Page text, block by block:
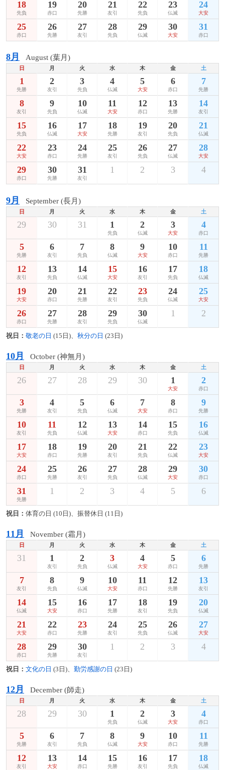
18
先負
19
赤口
20
先勝
21
友引
22
先負
23
仏滅
24
大安
25
赤口
26
先勝
27
友引
28
先負
29
仏滅
30
大安
31
赤口
8月 August (葉月)
日 月 火 水 木 金 土
1
先勝
2
友引
3
先負
4
仏滅
5
大安
6
赤口
7
先勝
8
友引
9
先負
10
仏滅
11
大安
12
赤口
13
先勝
14
友引
15
先負
16
仏滅
17
大安
18
先勝
19
友引
20
先負
21
仏滅
22
大安
23
赤口
24
先勝
25
友引
26
先負
27
仏滅
28
大安
29
赤口
30
先勝
31
友引
1 2 3 4
9月 September (長月)
日 月 火 水 木 金 土
29 30 31 1
先負
2
仏滅
3
大安
4
赤口
5
先勝
6
友引
7
先負
8
仏滅
9
大安
10
赤口
11
先勝
12
友引
13
先負
14
仏滅
15
大安
16
友引
17
先負
18
仏滅
19
大安
20
赤口
21
先勝
22
友引
23
先負
24
仏滅
25
大安
26
赤口
27
先勝
28
友引
29
先負
30
仏滅
1 2
祝日： 敬老の日 (15日)、 秋分の日 (23日)
10月 October (神無月)
日 月 火 水 木 金 土
26 27 28 29 30 1
大安
2
赤口
3
先勝
4
友引
5
先負
6
仏滅
7
大安
8
赤口
9
先勝
10
友引
11
先負
12
仏滅
13
大安
14
赤口
15
先負
16
仏滅
17
大安
18
赤口
19
先勝
20
友引
21
先負
22
仏滅
23
大安
24
赤口
25
先勝
26
友引
27
先負
28
仏滅
29
大安
30
赤口
31
先勝
1 2 3 4 5 6
祝日： 体育の日 (10日)、振替休日 (11日)
11月 November (霜月)
日 月 火 水 木 金 土
31 1
友引
2
先負
3
仏滅
4
大安
5
赤口
6
先勝
7
友引
8
先負
9
仏滅
10
大安
11
赤口
12
先勝
13
友引
14
仏滅
15
大安
16
赤口
17
先勝
18
友引
19
先負
20
仏滅
21
大安
22
赤口
23
先勝
24
友引
25
先負
26
仏滅
27
大安
28
赤口
29
先勝
30
友引
1 2 3 4
祝日： 文化の日 (3日)、 勤労感謝の日 (23日)
12月 December (師走)
日 月 火 水 木 金 土
28 29 30 1
先負
2
仏滅
3
大安
4
赤口
5
先勝
6
友引
7
先負
8
仏滅
9
大安
10
赤口
11
先勝
12
友引
13
大安
14
赤口
15
先勝
16
友引
17
先負
18
仏滅